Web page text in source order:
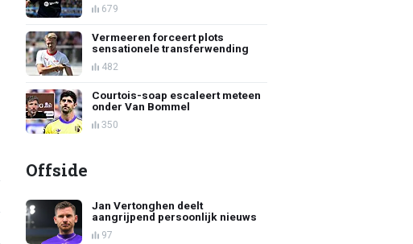
679
Vermeeren forceert plots
sensationele transferwending
482
Courtois-soap escaleert meteen
onder Van Bommel
350
Offside
Jan Vertonghen deelt
aangrijpend persoonlijk nieuws
97